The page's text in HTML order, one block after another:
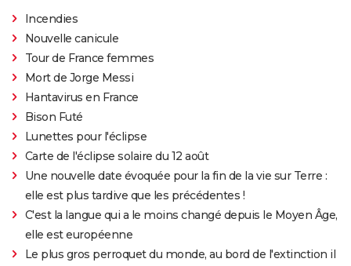
Incendies
Nouvelle canicule
Tour de France femmes
Mort de Jorge Messi
Hantavirus en France
Bison Futé
Lunettes pour l'éclipse
Carte de l'éclipse solaire du 12 août
Une nouvelle date évoquée pour la fin de la vie sur Terre :
elle est plus tardive que les précédentes !
C'est la langue qui a le moins changé depuis le Moyen Âge,
elle est européenne
Le plus gros perroquet du monde, au bord de l'extinction il